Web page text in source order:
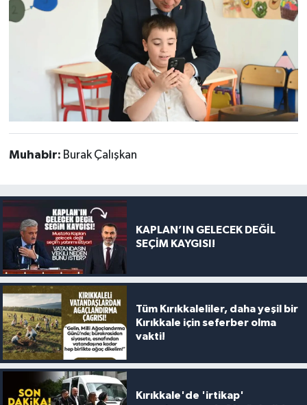
Muhabir: Burak Çalışkan
KAPLAN’IN GELECEK DEĞİL
SEÇİM KAYGISI!
Tüm Kırıkkaleliler, daha yeşil bir
Kırıkkale için seferber olma
vakti!
Kırıkkale'de 'irtikap'